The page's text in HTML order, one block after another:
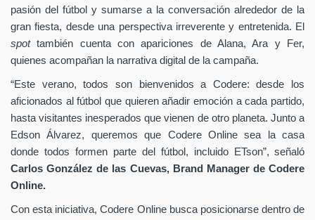
pasión del fútbol y sumarse a la conversación alrededor de la
gran fiesta, desde una perspectiva irreverente y entretenida. El
spottambién cuenta con apariciones de Alana, Ara y Fer,
quienes acompañan la narrativa digital de la campaña.
“Este verano, todos son bienvenidos a Codere: desde los
aficionados al fútbol que quieren añadir emoción a cada partido,
hasta visitantes inesperados que vienen de otro planeta. Junto a
Edson Álvarez, queremos que Codere Online sea la casa
donde todos formen parte del fútbol, incluido ETson”, señaló
Carlos González de las Cuevas, Brand Manager de Codere
Online.
Con esta iniciativa, Codere Online busca posicionarse dentro de